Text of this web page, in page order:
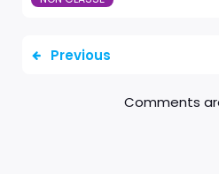
Previous
Comments